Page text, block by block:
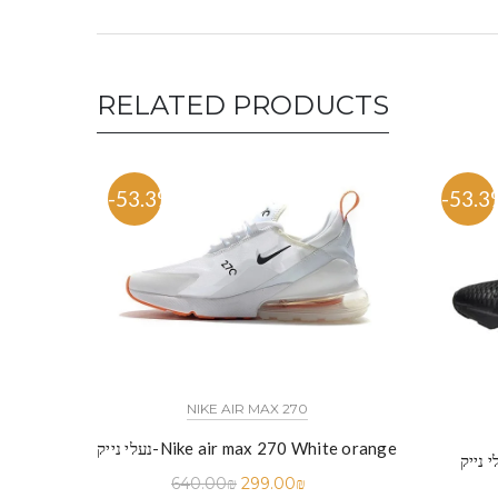
RELATED PRODUCTS
-53.3%
NIKE AIR MAX 270
נעלי נייק-Nike air max 270 White orange
640.00₪ 299.00₪
-53.3%